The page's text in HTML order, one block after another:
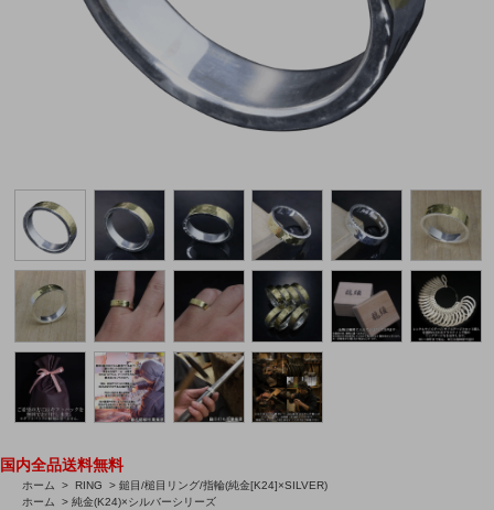
国内全品送料無料
ホーム > RING > 鎚目/槌目リング/指輪(純金[K24]×SILVER)
ホーム
> 純金(K24)×シルバーシリーズ